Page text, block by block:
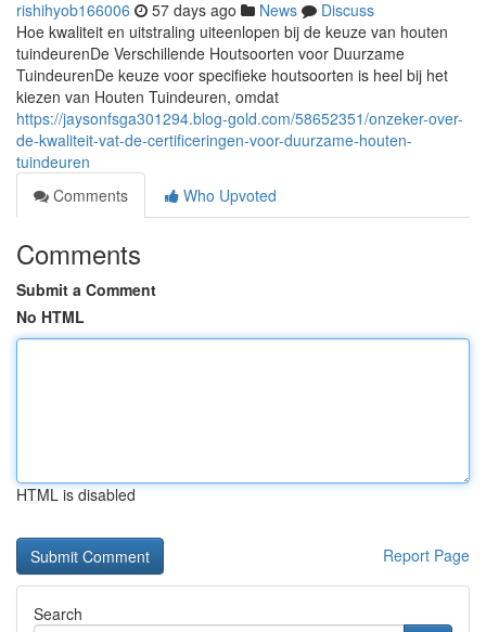
rishihyob166006 57 days ago News
Discuss
Hoe kwaliteit en uitstraling uiteenlopen bij de keuze van houten
tuindeurenDe Verschillende Houtsoorten voor Duurzame
TuindeurenDe keuze voor specifieke houtsoorten is heel bij het
kiezen van Houten Tuindeuren, omdat
https://jaysonfsga301294.blog-gold.com/58652351/onzeker-over-
de-kwaliteit-vat-de-certificeringen-voor-duurzame-houten-
tuindeuren
Comments
Who Upvoted
Comments
Submit a Comment
No HTML
HTML is disabled
Report Page
Search